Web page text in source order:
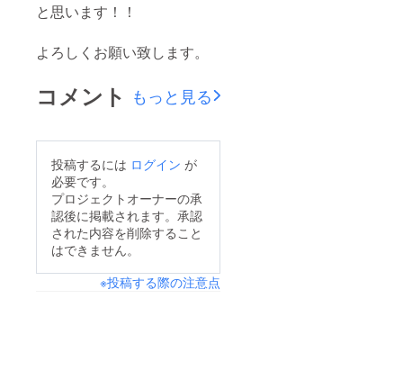
と思います！！
よろしくお願い致します。
コメント もっと見る
投稿するには ログイン が
必要です。
プロジェクトオーナーの承
認後に掲載されます。承認
された内容を削除すること
はできません。
※投稿する際の注意点